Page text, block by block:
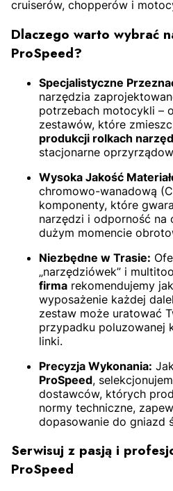
cruiserów, chopperów i
Dlaczego warto wybrać
ProSpeed?
Specjalistyczne
narzędzia
potrzebach motocykli –
zestawów, które
produkcji rolkach
stacjonarne
Wysoka Jakość
chromowo-wanadową
komponenty, które
narzędzi i odporność na
dużym momencie
Niezbędne w Trasie:
„narzędziówek” i
firma rekomendujemy
wyposażenie każdej
zestaw może uratować
przypadku poluzowanej
linki.
Precyzja Wykonania:
ProSpeed,
dostawców, których
normy techniczne,
dopasowanie do gniazd
Serwisuj z pasją i
ProSpeed